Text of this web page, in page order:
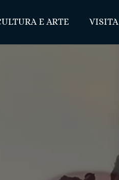
E ARTE VISITA